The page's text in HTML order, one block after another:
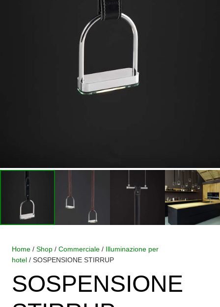
Home / Shop / Commerciale / Illuminazione per
hotel / SOSPENSIONE STIRRUP
SOSPENSIONE